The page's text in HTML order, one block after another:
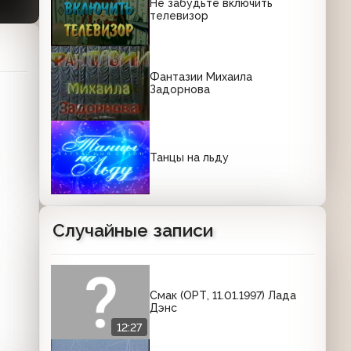
Не забудьте включить
телевизор
Фантазии Михаила
Задорнова
Танцы на льду
Случайные записи
12:27
Смак (ОРТ, 11.01.1997) Лада
Дэнс